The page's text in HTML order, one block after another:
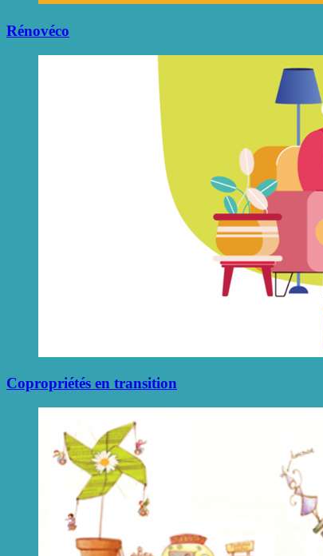
Rénovéco
Copropriétés en transition